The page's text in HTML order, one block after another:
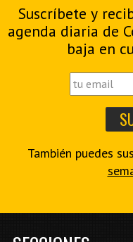
Suscríbete y
agenda diaria de
baja en
También puedes